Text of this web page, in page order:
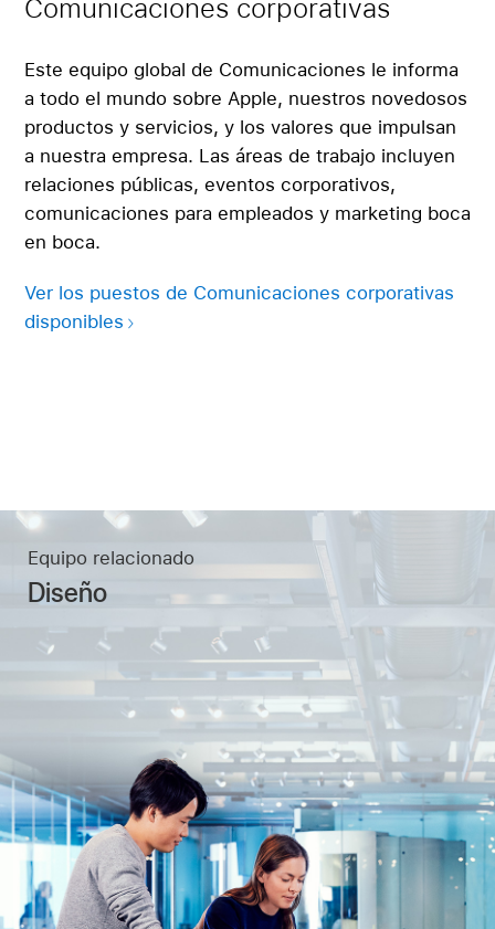
Comunicaciones corporativas
Este equipo global de Comunicaciones le informa
a todo el mundo sobre Apple, nuestros novedosos
productos y servicios, y los valores que impulsan
a nuestra empresa. Las áreas de trabajo incluyen
relaciones públicas, eventos corporativos,
comunicaciones para empleados y marketing boca
en boca.
Ver los puestos de Comunicaciones corporativas
disponibles
Equipo relacionado
Diseño